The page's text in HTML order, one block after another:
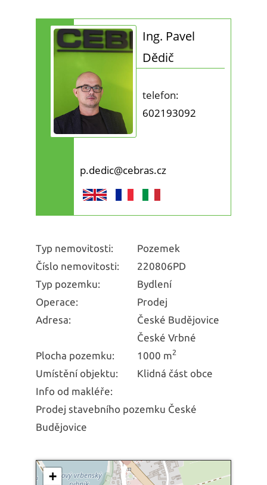
Ing. Pavel
Dědič
telefon:
602193092
p.dedic@cebras.cz
Typ nemovitosti:
Pozemek
Číslo nemovitosti:
220806PD
Typ pozemku:
Bydlení
Operace:
Prodej
Adresa:
České Budějovice
České Vrbné
Plocha pozemku:
1000 m2
Umístění objektu:
Klidná část obce
Info od makléře:
Prodej stavebního pozemku České
Budějovice
+